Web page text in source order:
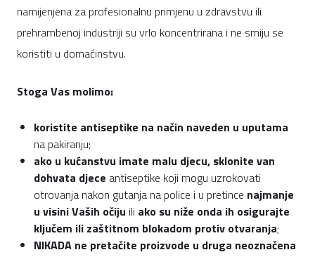
namijenjena za profesionalnu primjenu u zdravstvu ili
prehrambenoj industriji su vrlo koncentrirana i ne smiju se
koristiti u domaćinstvu.
Stoga Vas molimo:
koristite antiseptike na način naveden u uputama
na pakiranju;
ako u kućanstvu imate malu djecu, sklonite van
dohvata djece antiseptike koji mogu uzrokovati
otrovanja nakon gutanja na police i u pretince najmanje
u visini Vaših očiju ili ako su niže onda ih osigurajte
ključem ili zaštitnom blokadom protiv otvaranja;
NIKADA ne pretačite proizvode u druga neoznačena